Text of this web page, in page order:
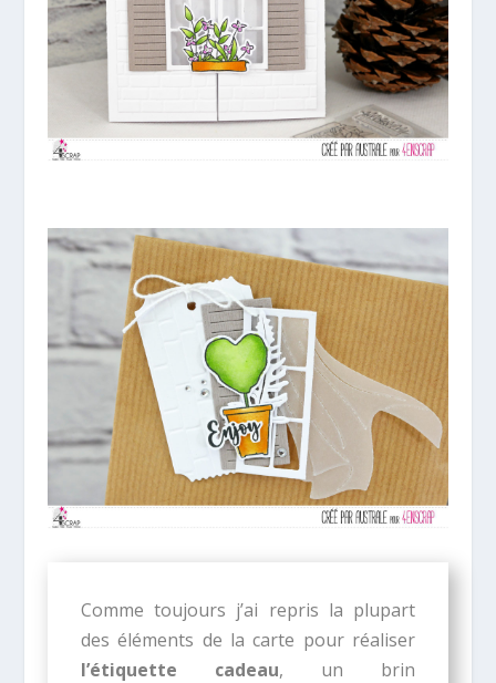
Comme toujours j’ai repris la plupart
des éléments de la carte pour réaliser
l’étiquette cadeau, un brin